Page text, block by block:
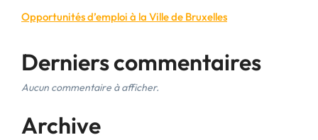
Opportunités d’emploi à la Ville de Bruxelles
Derniers commentaires
Aucun commentaire à afficher.
Archive